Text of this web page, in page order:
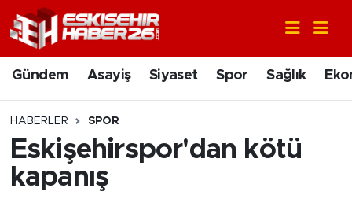
Gündem Asayiş Siyaset Spor Sağlık
HABERLER SPOR
Eskişehirspor'dan kötü
kapanış
Gündem
Asayiş
Siyaset
Spor
Nöbetçi Eczaneler
Hava Durumu
Trafik Durumu
Süper Lig Puan Durumu ve Fikstür